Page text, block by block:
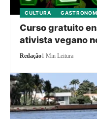
CULTURA
Curso gratuito
ativista vegano
Redação1 Min Leitura